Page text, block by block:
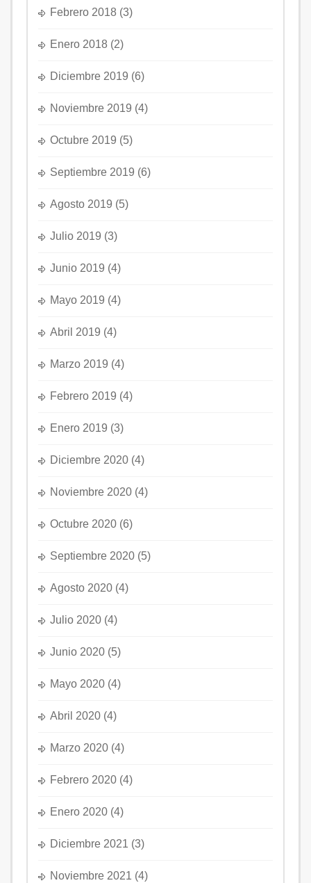
Febrero 2018 (3)
Enero 2018 (2)
Diciembre 2019 (6)
Noviembre 2019 (4)
Octubre 2019 (5)
Septiembre 2019 (6)
Agosto 2019 (5)
Julio 2019 (3)
Junio 2019 (4)
Mayo 2019 (4)
Abril 2019 (4)
Marzo 2019 (4)
Febrero 2019 (4)
Enero 2019 (3)
Diciembre 2020 (4)
Noviembre 2020 (4)
Octubre 2020 (6)
Septiembre 2020 (5)
Agosto 2020 (4)
Julio 2020 (4)
Junio 2020 (5)
Mayo 2020 (4)
Abril 2020 (4)
Marzo 2020 (4)
Febrero 2020 (4)
Enero 2020 (4)
Diciembre 2021 (3)
Noviembre 2021 (4)